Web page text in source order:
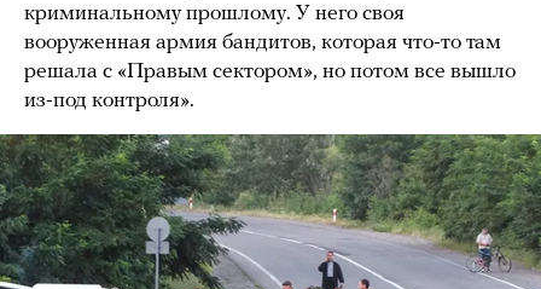
криминальному прошлому. У него своя
вооруженная армия бандитов, которая что-то там
решала с «Правым сектором», но потом все вышло
из-под контроля».